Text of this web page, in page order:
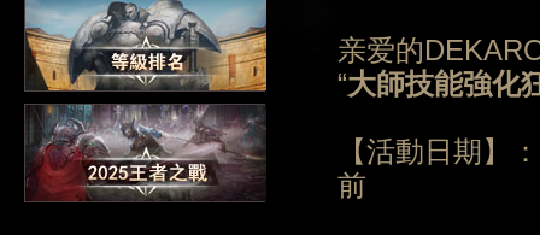
亲爱的
“大師技能強化
【活動日期】
前